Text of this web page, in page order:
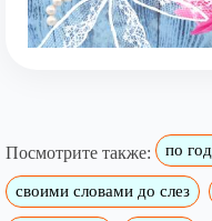
Посмотрите также: по
своими словами до слез